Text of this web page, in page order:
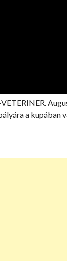
a kupában